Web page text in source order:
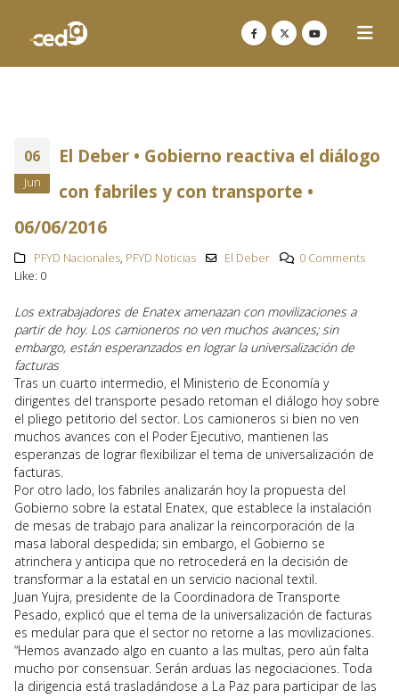
06
Jun
El Deber • Gobierno reactiva el diálogo
con fabriles y con transporte •
06/06/2016
PFYD Nacionales, PFYD Noticias El Deber
0 Comments
Like: 0
Los extrabajadores de Enatex amenazan con movilizaciones a
partir de hoy. Los camioneros no ven muchos avances; sin
embargo, están esperanzados en lograr la universalización de
facturas
Tras un cuarto intermedio, el Ministerio de Economía y
dirigentes del transporte pesado retoman el diálogo hoy sobre
el pliego petitorio del sector. Los camioneros si bien no ven
muchos avances con el Poder Ejecutivo, mantienen las
esperanzas de lograr flexibilizar el tema de universalización de
facturas.
Por otro lado, los fabriles analizarán hoy la propuesta del
Gobierno sobre la estatal Enatex, que establece la instalación
de mesas de trabajo para analizar la reincorporación de la
masa laboral despedida; sin embargo, el Gobierno se
atrinchera y anticipa que no retrocederá en la decisión de
transformar a la estatal en un servicio nacional textil.
Juan Yujra, presidente de la Coordinadora de Transporte
Pesado, explicó que el tema de la universalización de facturas
es medular para que el sector no retorne a las movilizaciones.
“Hemos avanzado algo en cuanto a las multas, pero aún falta
mucho por consensuar. Serán arduas las negociaciones. Toda
la dirigencia está trasladándose a La Paz para participar de las